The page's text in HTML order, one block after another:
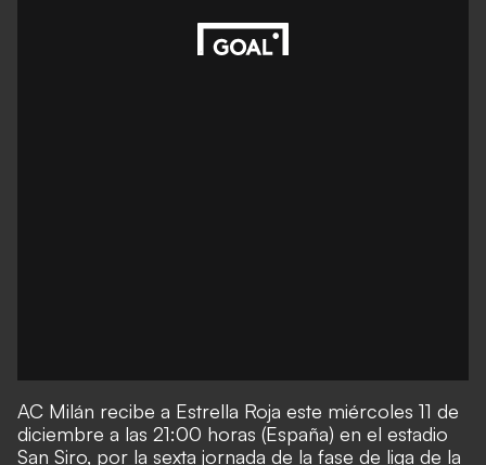
AC Milán recibe a Estrella Roja este miércoles 11 de
diciembre a las 21:00 horas (España) en el estadio
San Siro, por la sexta jornada de la fase de liga de la